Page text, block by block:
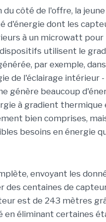
côté de l'offre, la
d'énergie dont les
à un microwatt pour
utilisent le
par exemple,
de l'éclairage intérieur
génère beaucoup
à gradient thermique
bien comprises,
besoins en énergie
envoyant les
centaines de
est de 243 mètres
éliminant certaines